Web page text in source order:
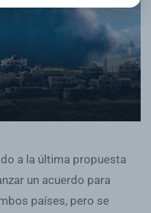
a la última propuesta
un acuerdo para
países, pero se